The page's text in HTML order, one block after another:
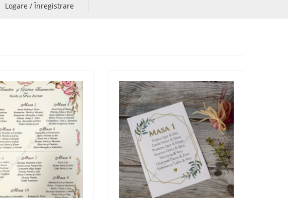
Logare / Înregistrare